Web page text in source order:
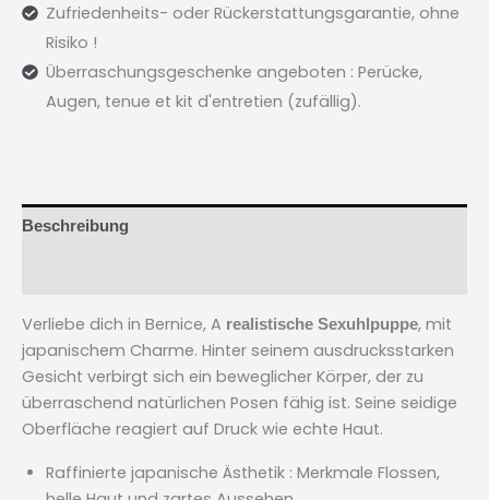
Zufriedenheits- oder Rückerstattungsgarantie, ohne
Risiko !
Überraschungsgeschenke angeboten : Perücke,
Augen, tenue et kit d'entretien (zufällig).
Beschreibung
Verliebe dich in Bernice, A realistische Sexuhlpuppe, mit
japanischem Charme. Hinter seinem ausdrucksstarken
Gesicht verbirgt sich ein beweglicher Körper, der zu
überraschend natürlichen Posen fähig ist. Seine seidige
Oberfläche reagiert auf Druck wie echte Haut.
Raffinierte japanische Ästhetik : Merkmale Flossen,